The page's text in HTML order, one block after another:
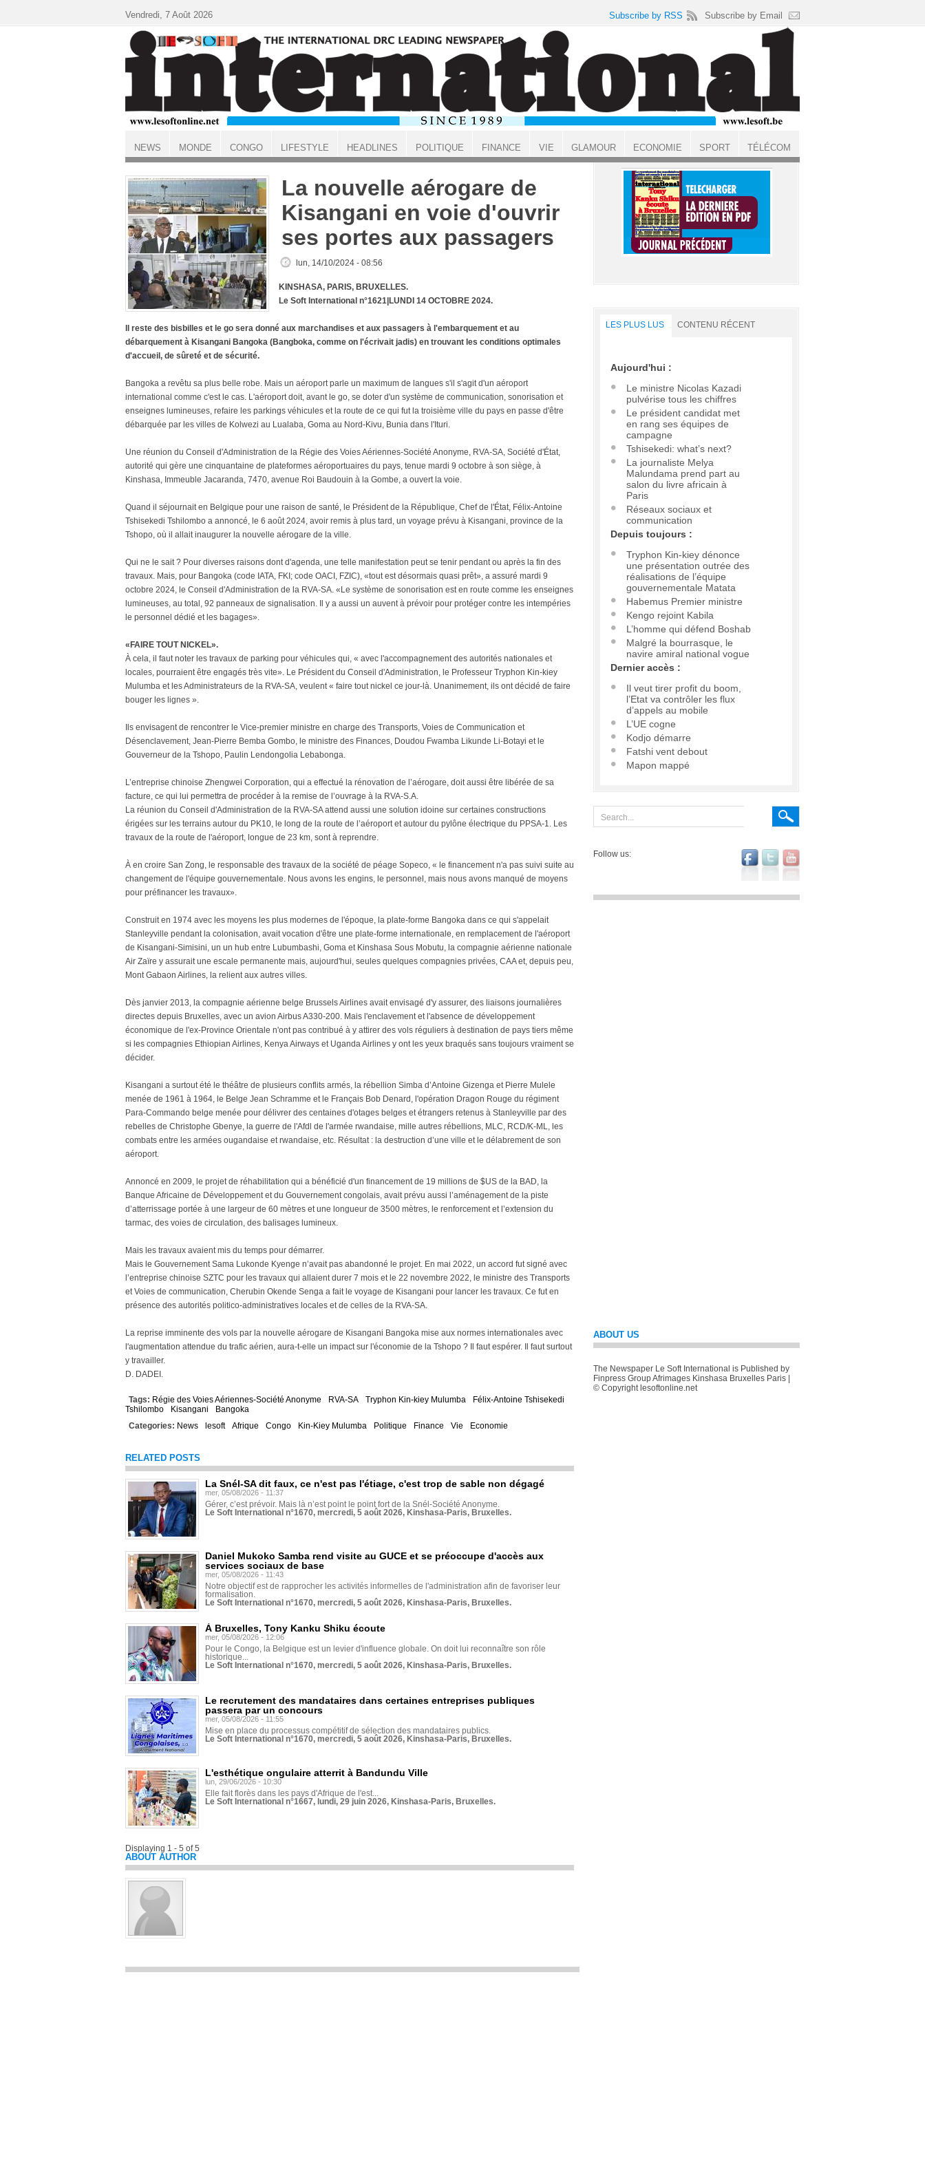
ACCUEIL
La nouvelle aérogare de
Kisangani en voie d'ouvrir
ses portes aux passagers
lun, 14/10/2024 - 08:56
KINSHASA, PARIS, BRUXELLES.
Le Soft International n°1621|LUNDI 14 OCTOBRE 2024.
Il reste des bisbilles et le go sera donné aux marchandises et aux passagers à l'embarquement et au
débarquement à Kisangani Bangoka (Bangboka, comme on l'écrivait jadis) en trouvant les conditions optimales
d'accueil, de sûreté et de sécurité.
Bangoka a revêtu sa plus belle robe. Mais un aéroport parle un maximum de langues s'il s'agit d'un aéroport
international comme c'est le cas. L'aéroport doit, avant le go, se doter d'un système de communication, sonorisation et
enseignes lumineuses, refaire les parkings véhicules et la route de ce qui fut la troisième ville du pays en passe d'être
débarquée par les villes de Kolwezi au Lualaba, Goma au Nord-Kivu, Bunia dans l'Ituri.
Une réunion du Conseil d'Administration de la Régie des Voies Aériennes-Société Anonyme, RVA-SA, Société d'État,
autorité qui gère une cinquantaine de plateformes aéroportuaires du pays, tenue mardi 9 octobre à son siège, à
Kinshasa, Immeuble Jacaranda, 7470, avenue Roi Baudouin à la Gombe, a ouvert la voie.
Quand il séjournait en Belgique pour une raison de santé, le Président de la République, Chef de l'État, Félix-Antoine
Tshisekedi Tshilombo a annoncé, le 6 août 2024, avoir remis à plus tard, un voyage prévu à Kisangani, province de la
Tshopo, où il allait inaugurer la nouvelle aérogare de la ville.
Qui ne le sait ? Pour diverses raisons dont d'agenda, une telle manifestation peut se tenir pendant ou après la fin des
travaux. Mais, pour Bangoka (code IATA, FKI; code OACI, FZIC), «tout est désormais quasi prêt», a assuré mardi 9
octobre 2024, le Conseil d'Administration de la RVA-SA. «Le système de sonorisation est en route comme les enseignes
lumineuses, au total, 92 panneaux de signalisation. Il y a aussi un auvent à prévoir pour protéger contre les intempéries
le personnel dédié et les bagages».
«FAIRE TOUT NICKEL».
À cela, il faut noter les travaux de parking pour véhicules qui, « avec l'accompagnement des autorités nationales et
locales, pourraient être engagés très vite». Le Président du Conseil d'Administration, le Professeur Tryphon Kin-kiey
Mulumba et les Administrateurs de la RVA-SA, veulent « faire tout nickel ce jour-là. Unanimement, ils ont décidé de faire
bouger les lignes ».
Ils envisagent de rencontrer le Vice-premier ministre en charge des Transports, Voies de Communication et
Désenclavement, Jean-Pierre Bemba Gombo, le ministre des Finances, Doudou Fwamba Likunde Li-Botayi et le
Gouverneur de la Tshopo, Paulin Lendongolia Lebabonga.
L’entreprise chinoise Zhengwei Corporation, qui a effectué la rénovation de l’aérogare, doit aussi être libérée de sa
facture, ce qui lui permettra de procéder à la remise de l’ouvrage à la RVA-S.A.
La réunion du Conseil d'Administration de la RVA-SA attend aussi une solution idoine sur certaines constructions
érigées sur les terrains autour du PK10, le long de la route de l’aéroport et autour du pylône électrique du PPSA-1. Les
travaux de la route de l'aéroport, longue de 23 km, sont à reprendre.
À en croire San Zong, le responsable des travaux de la société de péage Sopeco, « le financement n'a pas suivi suite au
changement de l'équipe gouvernementale. Nous avons les engins, le personnel, mais nous avons manqué de moyens
pour préfinancer les travaux».
Construit en 1974 avec les moyens les plus modernes de l'époque, la plate-forme Bangoka dans ce qui s'appelait
Stanleyville pendant la colonisation, avait vocation d'être une plate-forme internationale, en remplacement de l'aéroport
de Kisangani-Simisini, un un hub entre Lubumbashi, Goma et Kinshasa Sous Mobutu, la compagnie aérienne nationale
Air Zaïre y assurait une escale permanente mais, aujourd'hui, seules quelques compagnies privées, CAA et, depuis peu,
Mont Gabaon Airlines, la relient aux autres villes.
Dès janvier 2013, la compagnie aérienne belge Brussels Airlines avait envisagé d'y assurer, des liaisons journalières
directes depuis Bruxelles, avec un avion Airbus A330-200. Mais l'enclavement et l'absence de développement
économique de l'ex-Province Orientale n'ont pas contribué à y attirer des vols réguliers à destination de pays tiers même
si les compagnies Ethiopian Airlines, Kenya Airways et Uganda Airlines y ont les yeux braqués sans toujours vraiment se
décider.
Kisangani a surtout été le théâtre de plusieurs conflits armés, la rébellion Simba d’Antoine Gizenga et Pierre Mulele
menée de 1961 à 1964, le Belge Jean Schramme et le Français Bob Denard, l'opération Dragon Rouge du régiment
Para-Commando belge menée pour délivrer des centaines d'otages belges et étrangers retenus à Stanleyville par des
rebelles de Christophe Gbenye, la guerre de l'Afdl de l'armée rwandaise, mille autres rébellions, MLC, RCD/K-ML, les
combats entre les armées ougandaise et rwandaise, etc. Résultat : la destruction d’une ville et le délabrement de son
aéroport.
Annoncé en 2009, le projet de réhabilitation qui a bénéficié d'un financement de 19 millions de $US de la BAD, la
Banque Africaine de Développement et du Gouvernement congolais, avait prévu aussi l’aménagement de la piste
d’atterrissage portée à une largeur de 60 mètres et une longueur de 3500 mètres, le renforcement et l’extension du
tarmac, des voies de circulation, des balisages lumineux.
Mais les travaux avaient mis du temps pour démarrer.
Mais le Gouvernement Sama Lukonde Kyenge n’avait pas abandonné le projet. En mai 2022, un accord fut signé avec
l’entreprise chinoise SZTC pour les travaux qui allaient durer 7 mois et le 22 novembre 2022, le ministre des Transports
et Voies de communication, Cherubin Okende Senga a fait le voyage de Kisangani pour lancer les travaux. Ce fut en
présence des autorités politico-administratives locales et de celles de la RVA-SA.
La reprise imminente des vols par la nouvelle aérogare de Kisangani Bangoka mise aux normes internationales avec
l'augmentation attendue du trafic aérien, aura-t-elle un impact sur l'économie de la Tshopo ? Il faut espérer. Il faut surtout
y travailler.
D. DADEI.
Tags: Régie des Voies Aériennes-Société Anonyme RVA-SA Tryphon Kin-kiey Mulumba
Félix-Antoine Tshisekedi
Tshilombo
Kisangani
Bangoka
Categories: News lesoft Afrique Congo Kin-Kiey Mulumba Politique Finance Vie Economie
RELATED POSTS
La Snél-SA dit faux, ce n'est pas l'étiage, c'est trop de sable non dégagé
mer, 05/08/2026 - 11:37
Gérer, c’est prévoir. Mais là n’est point le point fort de la Snél-Société Anonyme.
Le Soft International n°1670, mercredi, 5 août 2026, Kinshasa-Paris, Bruxelles.
Daniel Mukoko Samba rend visite au GUCE et se préoccupe d'accès aux
services sociaux de base
mer, 05/08/2026 - 11:43
Notre objectif est de rapprocher les activités informelles de l'administration afin de favoriser leur
formalisation.
Le Soft International n°1670, mercredi, 5 août 2026, Kinshasa-Paris, Bruxelles.
À Bruxelles, Tony Kanku Shiku écoute
mer, 05/08/2026 - 12:06
Pour le Congo, la Belgique est un levier d'influence globale. On doit lui reconnaître son rôle
historique...
Le Soft International n°1670, mercredi, 5 août 2026, Kinshasa-Paris, Bruxelles.
Le recrutement des mandataires dans certaines entreprises publiques
passera par un concours
mer, 05/08/2026 - 11:55
Mise en place du processus compétitif de sélection des mandataires publics.
Le Soft International n°1670, mercredi, 5 août 2026, Kinshasa-Paris, Bruxelles.
L'esthétique ongulaire atterrit à Bandundu Ville
lun, 29/06/2026 - 10:30
Elle fait florès dans les pays d'Afrique de l'est...
Le Soft International n°1667, lundi, 29 juin 2026, Kinshasa-Paris, Bruxelles.
Displaying 1 - 5 of 5
ABOUT AUTHOR
LES PLUS LUS CONTENU RÉCENT
Aujourd'hui :
Le ministre Nicolas Kazadi
pulvérise tous les chiffres
Le président candidat met
en rang ses équipes de
campagne
Tshisekedi: what’s next?
La journaliste Melya
Malundama prend part au
salon du livre africain à
Paris
Réseaux sociaux et
communication
Depuis toujours :
Tryphon Kin-kiey dénonce
une présentation outrée des
réalisations de l’équipe
gouvernementale Matata
Habemus Premier ministre
Kengo rejoint Kabila
L’homme qui défend Boshab
Malgré la bourrasque, le
navire amiral national vogue
Dernier accès :
Il veut tirer profit du boom,
l’Etat va contrôler les flux
d’appels au mobile
L’UE cogne
Kodjo démarre
Fatshi vent debout
Mapon mappé
Follow us:
ABOUT US
The Newspaper Le Soft International is Published by
Finpress Group Afrimages Kinshasa Bruxelles Paris |
© Copyright lesoftonline.net
Vendredi, 7 Août 2026 Subscribe by RSS Subscribe by Email
NEWS MONDE CONGO LIFESTYLE HEADLINES POLITIQUE FINANCE VIE GLAMOUR ECONOMIE SPORT TÉLÉCOM